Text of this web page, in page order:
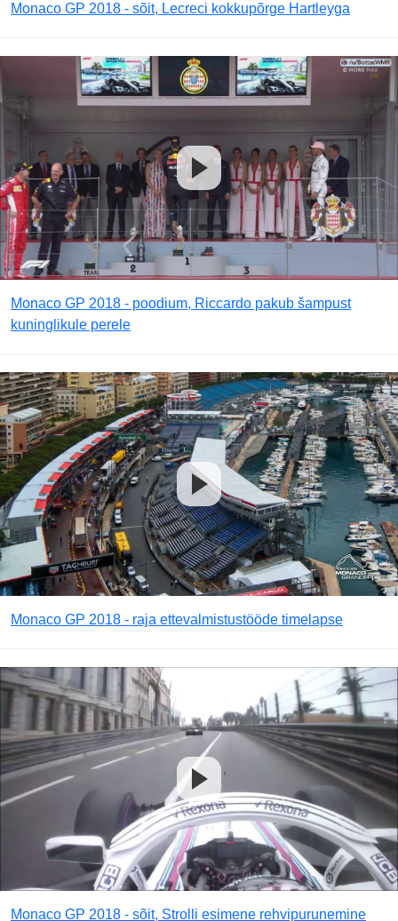
Monaco GP 2018 - sõit, Lecreci kokkupõrge Hartleyga
Monaco GP 2018 - poodium, Riccardo pakub šampust
kuninglikule perele
Monaco GP 2018 - raja ettevalmistustööde timelapse
Monaco GP 2018 - sõit, Strolli esimene rehvipurunemine